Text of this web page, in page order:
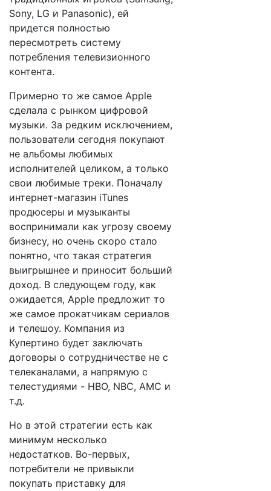
Sony, LG и Panasonic), ей
придется полностью
пересмотреть систему
потребления телевизионного
контента.
Примерно то же самое Apple
сделала с рынком цифровой
музыки. За редким исключением,
пользователи сегодня покупают
не альбомы любимых
исполнителей целиком, а только
свои любимые треки. Поначалу
интернет-магазин iTunes
продюсеры и музыканты
воспринимали как угрозу своему
бизнесу, но очень скоро стало
понятно, что такая стратегия
выигрышнее и приносит больший
доход. В следующем году, как
ожидается, Apple предложит то
же самое прокатчикам сериалов
и телешоу. Компания из
Купертино будет заключать
договоры о сотрудничестве не с
телеканалами, а напрямую с
телестудиями - HBO, NBC, AMC и
т.д.
Но в этой стратегии есть как
минимум несколько
недостатков. Во-первых,
потребители не привыкли
покупать приставку для